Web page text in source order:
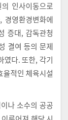
인사이동으로
경영환경변화에
증대, 감독관청
결여 등의 문제
였다. 또한, 각기
율적인 체육시설
나 소수의 공공